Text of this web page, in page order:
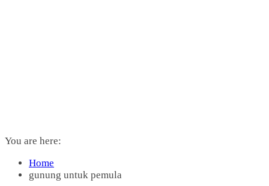
You are here:
Home
gunung untuk pemula